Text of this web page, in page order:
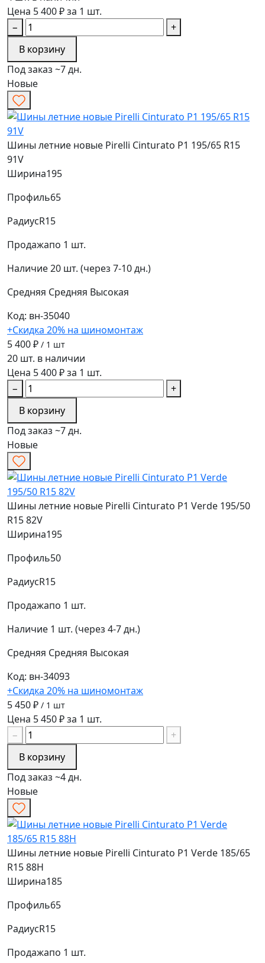
Цена 5 400 ₽ за 1 шт.
−
+
В корзину
Под заказ ~7 дн.
Новые
Шины летние новые Pirelli Cinturato P1 195/65 R15
91V
Ширина195
Профиль65
РадиусR15
Продажапо 1 шт.
Наличие20 шт. (через 7-10 дн.)
Средняя Средняя Высокая
Код: вн-35040
+Скидка 20% на шиномонтаж
5 400 ₽ / 1 шт
20 шт. в наличии
Цена 5 400 ₽ за 1 шт.
−
+
В корзину
Под заказ ~7 дн.
Новые
Шины летние новые Pirelli Cinturato P1 Verde 195/50
R15 82V
Ширина195
Профиль50
РадиусR15
Продажапо 1 шт.
Наличие 1 шт. (через 4-7 дн.)
Средняя Средняя Высокая
Код: вн-34093
+Скидка 20% на шиномонтаж
5 450 ₽ / 1 шт
Цена 5 450 ₽ за 1 шт.
−
+
В корзину
Под заказ ~4 дн.
Новые
Шины летние новые Pirelli Cinturato P1 Verde 185/65
R15 88H
Ширина185
Профиль65
РадиусR15
Продажапо 1 шт.